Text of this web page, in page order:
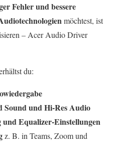
Fehler und bessere
möchtest, ist
– Acer Audio Driver
du:
und Hi-Res Audio
und Equalizer-Einstellungen
z. B. in Teams, Zoom und